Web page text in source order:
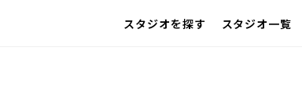
スタジオを探す
スタジオ一覧